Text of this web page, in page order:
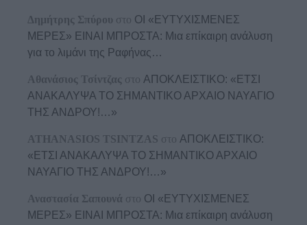
Δημήτρης Σπύρου στο ΟΙ «ΕΥΤΥΧΙΣΜΕΝΕΣ
ΜΕΡΕΣ» ΕΙΝΑΙ ΜΠΡΟΣΤΑ: Μια επίκαιρη ανάλυση
για το λιμάνι της Ραφήνας…
Αθανάσιος Τσίντζας στο ΑΠΟΚΛΕΙΣΤΙΚΟ: «ΕΤΣΙ
ΑΝΑΚΑΛΥΨΑ ΤΟ ΣΗΜΑΝΤΙΚΟ ΑΡΧΑΙΟ ΝΑΥΑΓΙΟ
ΤΗΣ ΑΝΔΡΟΥ!…»
ATHANASIOS TSINTZAS στο ΑΠΟΚΛΕΙΣΤΙΚΟ:
«ΕΤΣΙ ΑΝΑΚΑΛΥΨΑ ΤΟ ΣΗΜΑΝΤΙΚΟ ΑΡΧΑΙΟ
ΝΑΥΑΓΙΟ ΤΗΣ ΑΝΔΡΟΥ!…»
Αναστασία Σαπουνά στο ΟΙ «ΕΥΤΥΧΙΣΜΕΝΕΣ
ΜΕΡΕΣ» ΕΙΝΑΙ ΜΠΡΟΣΤΑ: Μια επίκαιρη ανάλυση